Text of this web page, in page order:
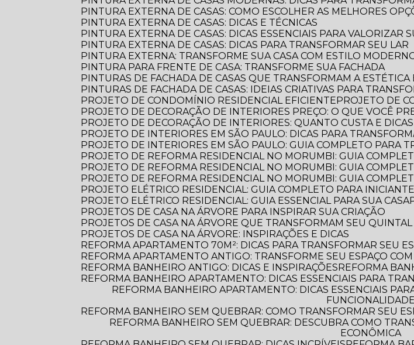
PINTURA EXTERNA DE CASAS: COMO ESCOLHER AS MELHORES
PINTURA EXTERNA DE CASAS: DICAS E TÉCNICAS
PINTURA EXTERNA DE CASAS: DICAS ESSENCIAIS PARA VALORIZAR
PINTURA EXTERNA DE CASAS: DICAS PARA TRANSFORMAR SEU LAR
PINTURA EXTERNA: TRANSFORME SUA CASA COM ESTILO
PINTURA PARA FRENTE DE CASA: TRANSFORME SUA FACHADA
PINTURAS DE FACHADA DE CASAS QUE TRANSFORMAM A
PINTURAS DE FACHADA DE CASAS: IDEIAS CRIATIVAS PARA
PROJETO DE CONDOMÍNIO RESIDENCIAL EFICIENTE
PROJETO DE
PROJETO DE DECORAÇÃO DE INTERIORES PREÇO: O QUE VOCÊ
PROJETO DE DECORAÇÃO DE INTERIORES: QUANTO CUSTA E
PROJETO DE INTERIORES EM SÃO PAULO: DICAS PARA
PROJETO DE INTERIORES EM SÃO PAULO: GUIA COMPLETO PARA
PROJETO DE REFORMA RESIDENCIAL NO MORUMBI: GUIA
PROJETO DE REFORMA RESIDENCIAL NO MORUMBI: GUIA
PROJETO DE REFORMA RESIDENCIAL NO MORUMBI: GUIA
PROJETO ELÉTRICO RESIDENCIAL: GUIA COMPLETO PARA
PROJETO ELÉTRICO RESIDENCIAL: GUIA ESSENCIAL PARA SUA CASA
PROJETOS DE CASA NA ÁRVORE PARA INSPIRAR SUA CRIAÇÃO
PROJETOS DE CASA NA ÁRVORE QUE TRANSFORMAM SEU
PROJETOS DE CASA NA ÁRVORE: INSPIRAÇÕES E DICAS
REFORMA APARTAMENTO 70M²: DICAS PARA TRANSFORMAR SEU
REFORMA APARTAMENTO ANTIGO: TRANSFORME SEU ESPAÇO
REFORMA BANHEIRO ANTIGO: DICAS E INSPIRAÇÕES
REFORMA
REFORMA BANHEIRO APARTAMENTO: DICAS ESSENCIAIS PARA
REFORMA BANHEIRO APARTAMENTO: DICAS ESSENCIAIS PARA TRANSFORMAR SEU ESPAÇO COM ESTILO E
FUNCIONALIDADE
REFORMA BANHEIRO SEM QUEBRAR: COMO TRANSFORMAR SEU
REFORMA BANHEIRO SEM QUEBRAR: DESCUBRA COMO TRANSFORMAR SEU ESPAÇO DE FORMA PRÁTICA E
ECONÔMICA